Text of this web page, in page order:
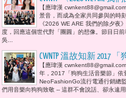
儒攜苗可麗、ARKis、
團圓想像 32組藝人 47
位青年學子熱鬧迎新
【應瑋漢
景音，而成為全家共同參與的時
《2026 WE ARE 我們的除夕夜
度，回應這個世代對「團圓」的想像。節目日
吳...
CWNTP 溫故知新 2017
節」 董舜文、馮瑋君、
青子、游麗玲、及應
獎錄音大師沈聖德現
【應瑋漢
年，2017「狗狗生活音樂節」依
NeoFashionGo流行電通行銷總
們用音樂向狗狗致敬 -- 這群不會說話、卻永遠用